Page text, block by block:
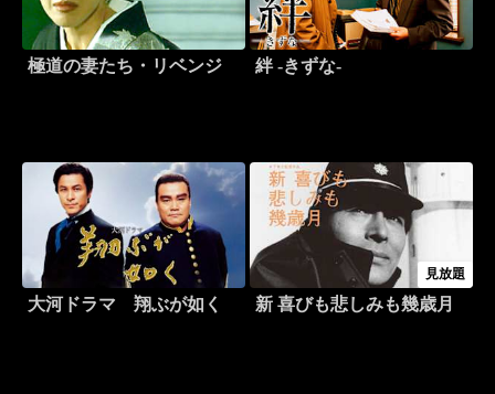
極道の妻たち・リベンジ 絆 -きずな-
大河ドラマ 翔ぶが如く
見放題
新 喜びも悲しみも幾歳月